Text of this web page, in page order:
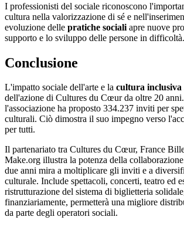
I professionisti del sociale riconoscono
cultura nella valorizzazione di sé e
evoluzione delle pratiche sociali apre nuove
supporto e lo sviluppo delle persone in difficoltà.
Conclusione
L'impatto sociale dell'arte e la cultura inclusiva
dell'azione di Cultures du Cœur da oltre 20
l'associazione ha proposto 334.237 inviti per
culturali. Ciò dimostra il suo impegno verso
per tutti.
Il partenariato tra Cultures du Cœur, France
Make.org illustra la potenza della
due anni mira a moltiplicare gli inviti e a
culturale. Include spettacoli, concerti, teatro ed
ristrutturazione del sistema di biglietteria
finanziariamente, permetterà una migliore
da parte degli operatori sociali.